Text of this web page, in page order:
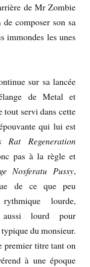
de Mr Zombie
composer son sa
immondes les unes
sur sa lancée
de Metal et
tout servi dans cette
qui lui est
Rat Regeneration
pas à la règle et
Nosferatu Pussy,
de ce que peu
lourde,
aussi lourd pour
du monsieur.
premier titre tant on
à une époque